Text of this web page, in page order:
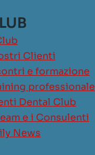
Clienti
e formazione
professionale
Dental Club
e i Consulenti
News